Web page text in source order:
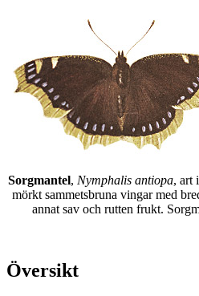
Sorgmantel, Nymphalis antiopa, art
mörkt sammetsbruna vingar med
annat sav och rutten frukt.
Översikt